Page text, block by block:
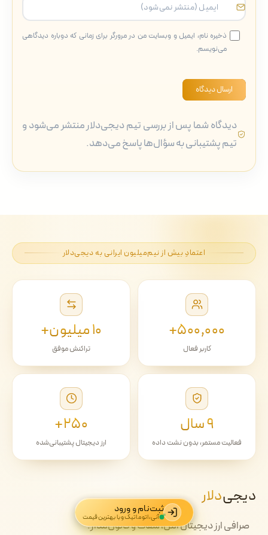
ذخیره نام، ایمیل و وبسایت من در مرورگر برای زمانی که دوباره دیدگاهی
می‌نویسم.
ارسال دیدگاه
دیدگاه شما پس از بررسی تیم دیجی‌دلار منتشر می‌شود و
تیم پشتیبانی به سؤال‌ها پاسخ می‌دهد.
اعتمادِ بیش از نیم‌میلیون ایرانی به دیجی‌دلار
۵۰۰٬۰۰۰+
کاربر فعال
۱۰ میلیون+
تراکنش موفق
۹ سال
فعالیت مستمر، بدون نشت داده
۲۵۰+
ارز دیجیتال پشتیبانی‌شده
دیجی‌دلار
صرافی ارز دیجیتال امن، شفاف و قانون‌مدار.
ثبت‌نام و ورود
آنی، اتوماتیک و با بهترین قیمت